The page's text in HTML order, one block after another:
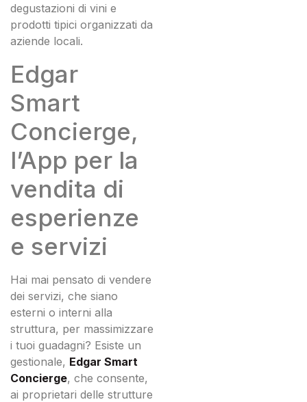
degustazioni di vini e
prodotti tipici organizzati da
aziende locali.
Edgar
Smart
Concierge,
l’App per la
vendita di
esperienze
e servizi
Hai mai pensato di vendere
dei servizi, che siano
esterni o interni alla
struttura, per massimizzare
i tuoi guadagni? Esiste un
gestionale, Edgar Smart
Concierge, che consente,
ai proprietari delle strutture